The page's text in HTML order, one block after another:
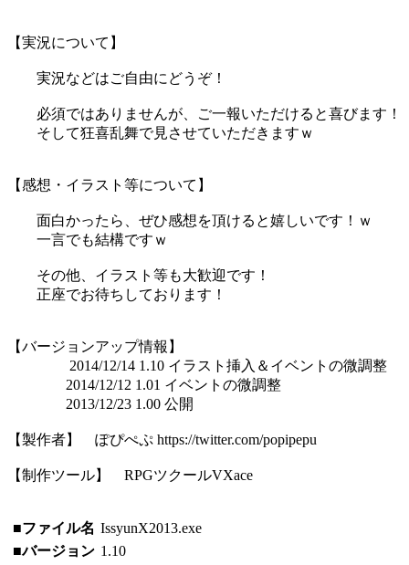
【実況について】
実況などはご自由にどうぞ！
必須ではありませんが、ご一報いただけると喜びます！
そして狂喜乱舞で見させていただきますｗ
【感想・イラスト等について】
面白かったら、ぜひ感想を頂けると嬉しいです！ｗ
一言でも結構ですｗ
その他、イラスト等も大歓迎です！
正座でお待ちしております！
【バージョンアップ情報】
2014/12/14 1.10 イラスト挿入＆イベントの微調整
2014/12/12 1.01 イベントの微調整
2013/12/23 1.00 公開
【製作者】 ぽぴぺぷ https://twitter.com/popipepu
【制作ツール】 RPGツクールVXace
■ファイル名 IssyunX2013.exe
■バージョン 1.10